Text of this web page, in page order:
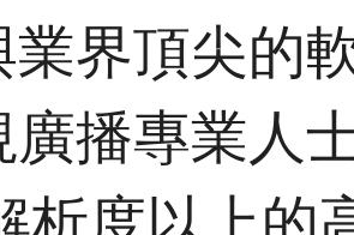
業界頂尖的
廣播專業人